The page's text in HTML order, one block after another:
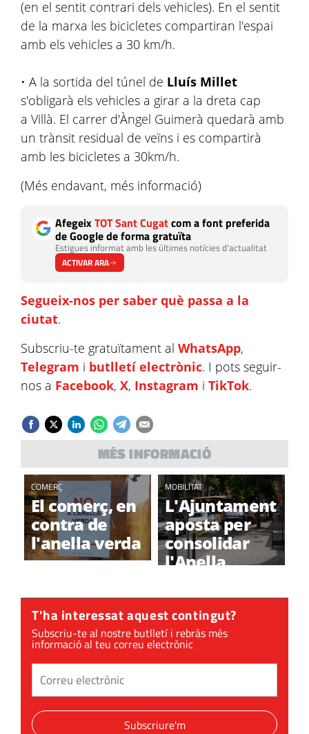
(en el sentit contrari dels vehicles). En el sentit
de la marxa les bicicletes compartiran l'espai
amb els vehicles a 30 km/h.
• A la sortida del túnel de Lluís Millet
s'obligarà els vehicles a girar a la dreta cap
a Villà. El carrer d'Àngel Guimerà quedarà amb
un trànsit residual de veïns i es compartirà
amb les bicicletes a 30km/h.
(Més endavant, més informació)
AfegeixTOT Sant Cugatcom a font preferida
de Google de forma gratuïta
Estigues informat amb les últimes notícies d'actualitat
ACTIVAR ARA
Segueix-nos per saber què passa a la
ciutat.
Subscriu-te gratuïtament al WhatsApp,
Telegram i butlletí electrònic. I pots seguir-
nos a Facebook, X, Instagram i TikTok.
MÉS INFORMACIÓ
COMERÇ
El comerç, en
contra de
l'anella verda
MOBILITAT
L'Ajuntament
aposta per
consolidar
l'Anella
està oberta a
modificacions
T'ha interessat aquest contingut?
Subscriu-te al nostre butlletí i rebràs més
informació al teu correu electrònic
Subscriure'm